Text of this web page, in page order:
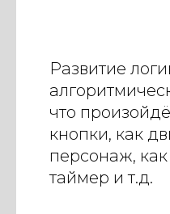
Развитие
что
кнопки, как
персонаж, как
таймер и т.д.